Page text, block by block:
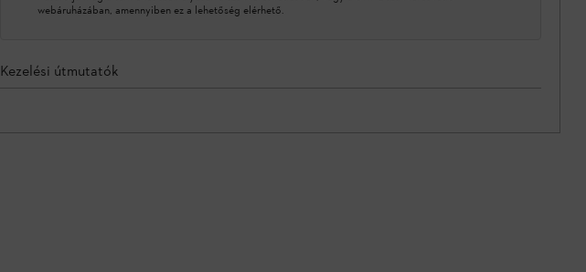
webáruházában, amennyiben ez a lehetőség elérhető.
Kezelési útmutatók